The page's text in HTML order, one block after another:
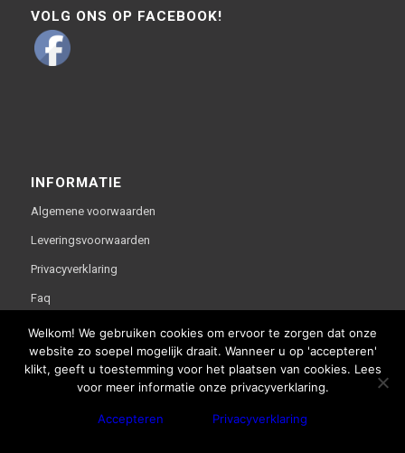
VOLG ONS OP FACEBOOK!
INFORMATIE
Algemene voorwaarden
Leveringsvoorwaarden
Privacyverklaring
Faq
WebThisSign | © Copyright - Van Lente
Welkom! We gebruiken cookies om ervoor te zorgen dat onze
website zo soepel mogelijk draait. Wanneer u op 'accepteren'
klikt, geeft u toestemming voor het plaatsen van cookies. Lees
voor meer informatie onze privacyverklaring.
Accepteren Privacyverklaring